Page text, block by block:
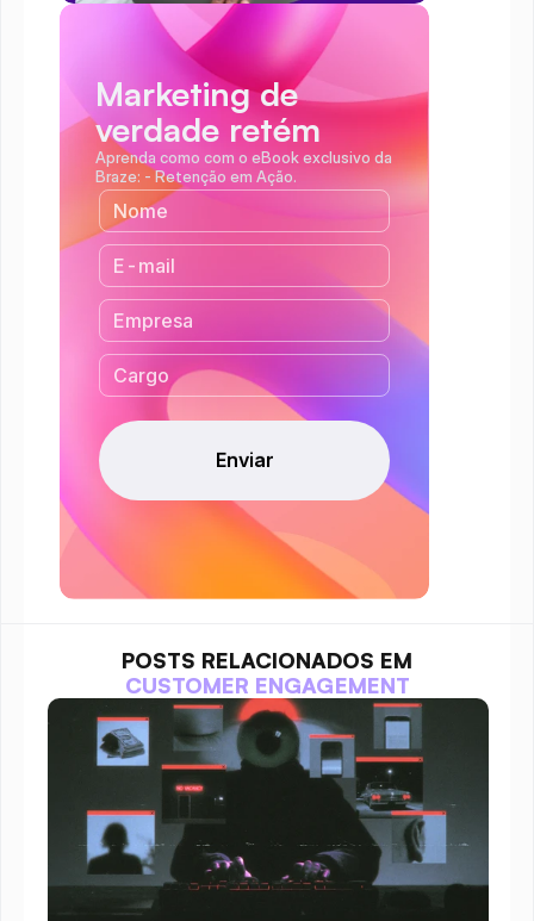
Marketing de
verdade retém
Aprenda como com o eBook exclusivo da
Braze: - Retenção em Ação.
POSTS RELACIONADOS EM
CUSTOMER ENGAGEMENT